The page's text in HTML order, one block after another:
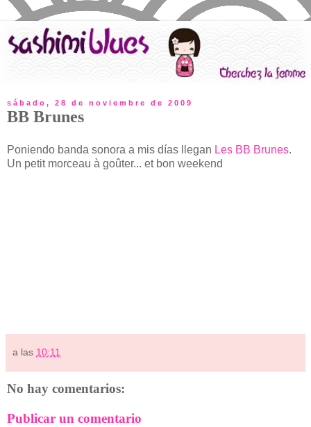
sábado, 28 de noviembre de 2009
BB Brunes
Poniendo banda sonora a mis días llegan Les BB Brunes.
Un petit morceau à goûter... et bon weekend
a las 10:11
No hay comentarios:
Publicar un comentario